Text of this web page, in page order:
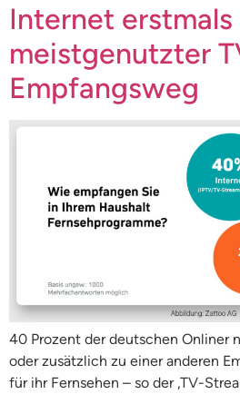
Internet erstmals
meistgenutzter
Empfangsweg
40 Prozent der deutschen Onliner
oder zusätzlich zu einer anderen
für ihr Fernsehen – so der ‚TV-